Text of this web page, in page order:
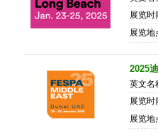
展览
展览
2025
英文名
展览
展览